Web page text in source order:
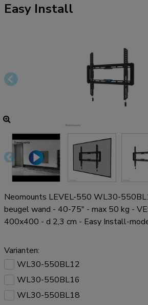
Easy Install
Neomounts LEVEL-550 WL30-
beugel wand - 40-75" - max 50 kg -
400x400 - d 2,3 cm - Easy Install-
Varianten:
WL30-550BL12
WL30-550BL16
WL30-550BL18